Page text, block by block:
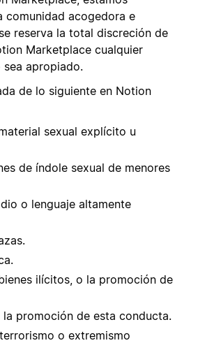
comunidad acogedora e
reserva la total discreción de
Marketplace cualquier
apropiado.
de lo siguiente en Notion
sexual explícito u
de índole sexual de menores
o lenguaje altamente
ilícitos, o la promoción de
la promoción de esta conducta.
o extremismo